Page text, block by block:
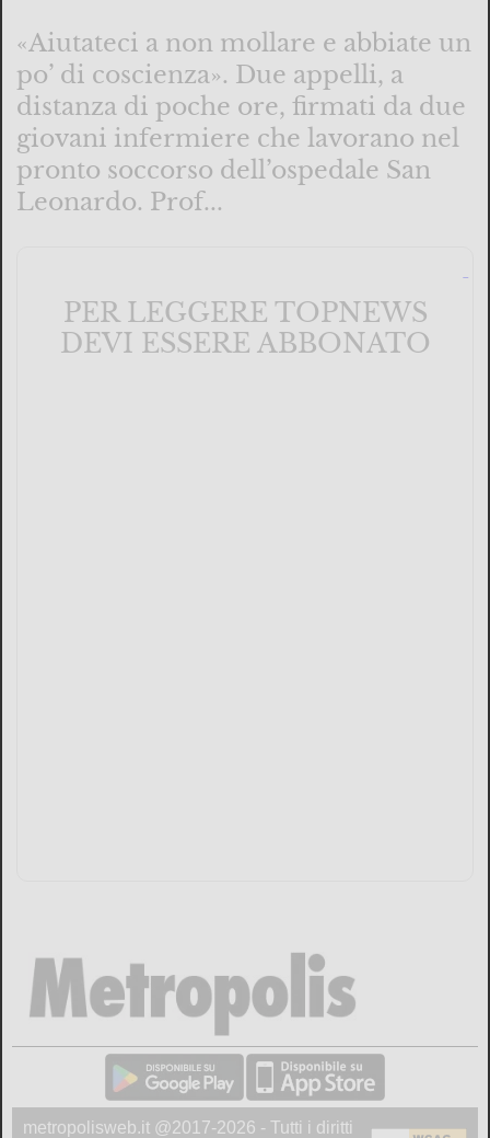
«Aiutateci a non mollare e abbiate un
po’ di coscienza». Due appelli, a
distanza di poche ore, firmati da due
giovani infermiere che lavorano nel
pronto soccorso dell’ospedale San
Leonardo. Prof...
PER LEGGERE TOPNEWS
DEVI ESSERE ABBONATO
metropolisweb.it @2017-2026 - Tutti i diritti